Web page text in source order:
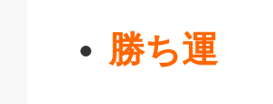
勝ち運